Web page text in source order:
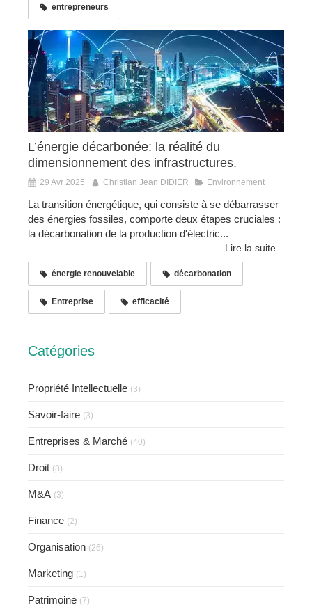
entrepreneurs
L’énergie décarbonée: la réalité du
dimensionnement des infrastructures.
29 Avr 2025 Christian Jean DIDIER Environnement
La transition énergétique, qui consiste à se débarrasser
des énergies fossiles, comporte deux étapes cruciales :
la décarbonation de la production d'électric...
Lire la suite...
énergie renouvelable décarbonation
Entreprise efficacité
Catégories
Propriété Intellectuelle (3)
Savoir-faire (3)
Entreprises & Marché (40)
Droit (8)
M&A (3)
Finance (2)
Organisation (26)
Marketing (1)
Patrimoine (7)